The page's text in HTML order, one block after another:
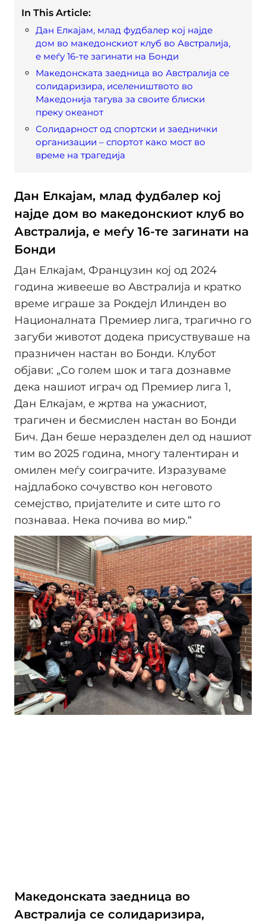
In This Article:
Дан Елкајам, млад фудбалер кој најде
дом во македонскиот клуб во Австралија,
е меѓу 16-те загинати на Бонди
Македонската заедница во Австралија се
солидаризира, иселеништвото во
Македонија тагува за своите блиски
преку океанот
Солидарност од спортски и заеднички
организации – спортот како мост во
време на трагедија
Дан Елкајам, млад фудбалер кој
најде дом во македонскиот клуб во
Австралија, е меѓу 16-те загинати на
Бонди
Дан Елкајам, Французин кој од 2024
година живееше во Австралија и кратко
време играше за Рокдејл Илинден во
Националната Премиер лига, трагично го
загуби животот додека присуствуваше на
празничен настан во Бонди. Клубот
објави: „Со голем шок и тага дознавме
дека нашиот играч од Премиер лига 1,
Дан Елкајам, е жртва на ужасниот,
трагичен и бесмислен настан во Бонди
Бич. Дан беше неразделен дел од нашиот
тим во 2025 година, многу талентиран и
омилен меѓу соиграчите. Изразуваме
најдлабоко сочувство кон неговото
семејство, пријателите и сите што го
познаваа. Нека почива во мир.“
Македонската заедница во
Австралија се солидаризира,